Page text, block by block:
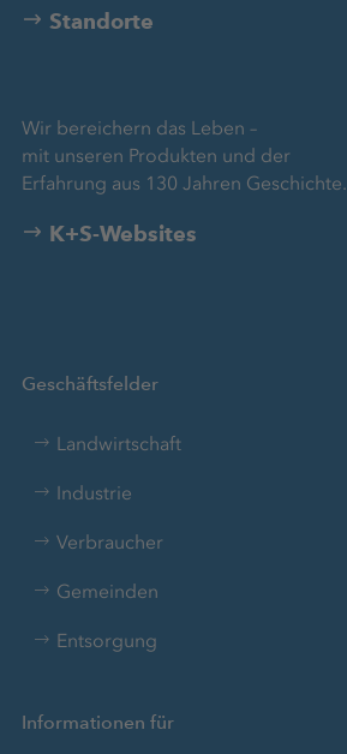
Standorte
Wir bereichern das Leben –
mit unseren Produkten und der
Erfahrung aus 130 Jahren Geschichte.
K+S-Websites
Geschäftsfelder
Landwirtschaft
Industrie
Verbraucher
Gemeinden
Entsorgung
Informationen für